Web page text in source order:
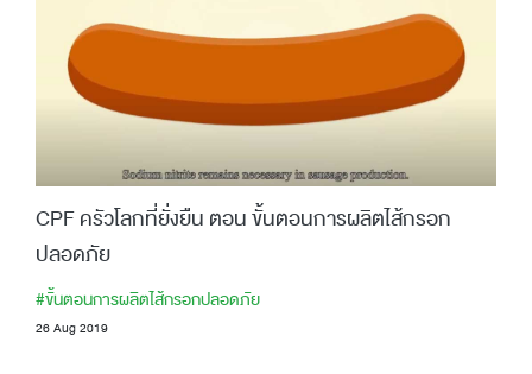
CPF ครัวโลกที่ยั่งยืน ตอน ขั้นตอนการผลิตไส้กรอก
ปลอดภัย
#ขั้นตอนการผลิตไส้กรอกปลอดภัย
26 Aug 2019